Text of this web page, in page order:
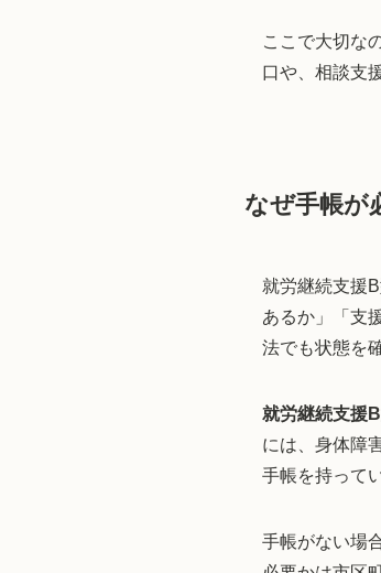
ここで大切な
口や、相談支
なぜ手帳が
就労継続支援
あるか」「支
法でも状態を
就労継続支援
には、身体障
手帳を持って
手帳がない場